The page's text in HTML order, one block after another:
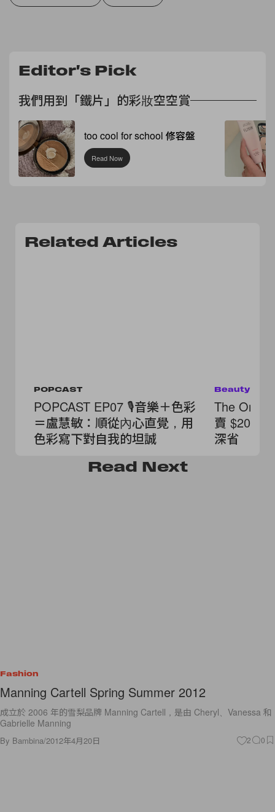
Editor's Pick
我們用到「鐵片」的彩妝空空賞
too cool for school 修容盤
Read Now
Related Articles
POPCAST
POPCAST EP07 🎙️音樂＋色彩
＝盧慧敏：順從內心直覺，用
色彩寫下對自我的坦誠
Beauty
The
賣 $200
深省
Read Next
Fashion
Manning Cartell Spring Summer 2012
成立於 2006 年的雪梨品牌 Manning Cartell，是由 Cheryl、Vanessa 和
Gabrielle Manning
By Bambina/2012年4月20日 2 0